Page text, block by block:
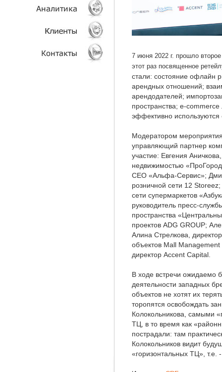
ПРОЕКТЫ
АНАЛИТИКА
КЛИЕНТЫ
7 июня 2022 г. прошло
этот раз посвященное
стали: состояние офлайн
арендных отношений;
арендодателей;
пространства; e-
эффективно используются
Модератором
управляющий партнер
участие: Евгения
недвижимостью
СЕО «Альфа-Сервис»;
розничной сети 12
сети супермаркетов
руководитель пресс-
пространства
проектов ADG GROUP;
Алина Стрелкова,
объектов Mall
директор Accent Capital.
В ходе встречи ожидаемо
деятельности западных
объектов не хотят их
торопятся освобождать
Колокольникова, самыми
ТЦ, в то время как
пострадали: там
Колокольников видит
«горизонтальных ТЦ»,